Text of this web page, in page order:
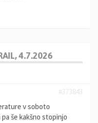
4.7.2026
#373843
v soboto
še kakšno stopinjo